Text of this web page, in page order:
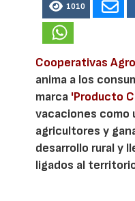
1010
Cooperativas
anima a los
marca 'Producto
vacaciones como
agricultores y
desarrollo rural y
ligados al